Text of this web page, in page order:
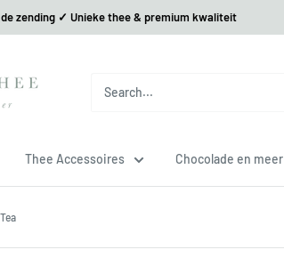
zending ✓ Unieke thee & premium kwaliteit
Thee Accessoires Chocolade en meer